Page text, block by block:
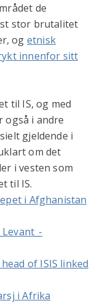
de
stor brutalitet
og etnisk
innenfor sitt
til IS, og med
også i andre
gjeldende i
om det
i vesten som
til IS.
i Afghanistan
of ISIS linked
i Afrika